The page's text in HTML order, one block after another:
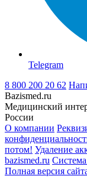
Telegram
8 800 200 20 62
Bazismed.ru
Медицинский
России
О компании
потом! Удаление
bazismed.ru
Полная версия